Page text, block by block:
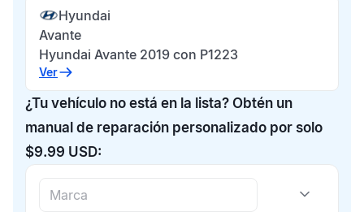
Hyundai
Avante
Hyundai Avante 2019 con P1223
Ver
¿Tu vehículo no está en la lista? Obtén un
manual de reparación personalizado por solo
$9.99 USD: